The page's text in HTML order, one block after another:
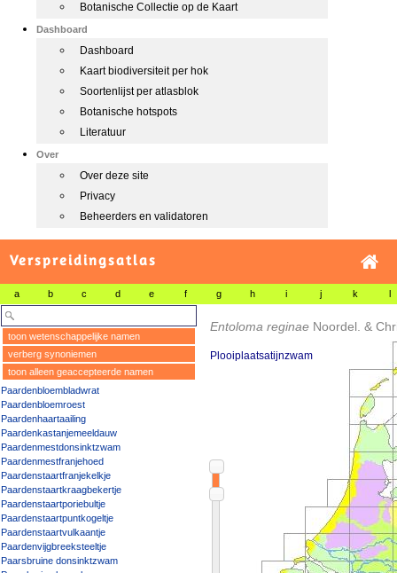
Botanische Collectie op de Kaart
Dashboard
Dashboard
Kaart biodiversiteit per hok
Soortenlijst per atlasblok
Botanische hotspots
Literatuur
Over
Over deze site
Privacy
Beheerders en validatoren
Verspreidingsatlas
a b c d e f g h i j k l
toon wetenschappelijke namen
verberg synoniemen
toon alleen geaccepteerde namen
Paardenbloembladwrat
Paardenbloemroest
Paardenhaartaailing
Paardenkastanjemeeldauw
Paardenmestdonsinktzwam
Paardenmestfranjehoed
Paardenstaartfranjekelkje
Paardenstaartkraagbekertje
Paardenstaartporiebultje
Paardenstaartpuntkogeltje
Paardenstaartvulkaantje
Paardenvijgbreeksteeltje
Paarsbruine donsinktzwam
Entoloma reginae Noordel. &
Plooiplaatsatijnzwam